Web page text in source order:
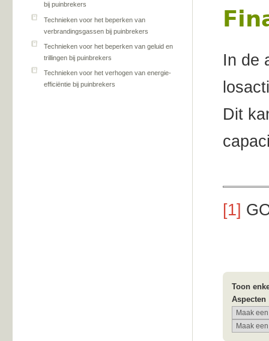
bij puinbrekers
Technieken voor het beperken van
verbrandingsgassen bij puinbrekers
Technieken voor het beperken van geluid en
trillingen bij puinbrekers
Technieken voor het verhogen van energie-
efficiëntie bij puinbrekers
In de
Dit
[1]
Toon
Aspecten